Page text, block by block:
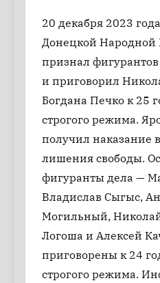
20 декабря 2023
Донецкой Народной
признал
и приговорил
Богдана Печко к 25
строгого режима.
получил наказание
лишения свободы.
фигуранты дела —
Владислав Сыгыс,
Могильный,
Логоша и Алексей
приговорены к 24
строгого режима.